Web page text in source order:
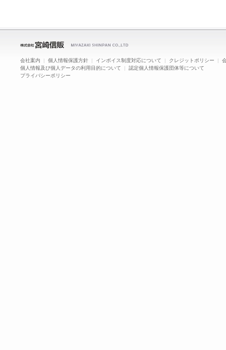
会社案内 | 個人情報保護方針 | インボイス制度対応について | クレジットポリシー |
個人情報及び個人データの利用目的について | 認定個人情報保護団体等について
プライバシーポリシー